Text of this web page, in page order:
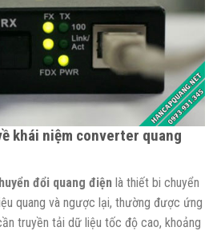
khái niệm converter quang
đổi quang điện là thiết bi chuyển
quang và ngược lại, thường được ứng
truyền tải dữ liệu tốc độ cao, khoảng